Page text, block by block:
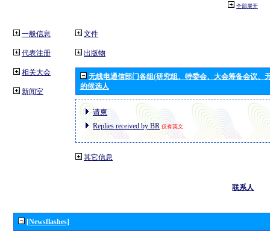
全部展开
一般信息
代表注册
相关大会
新闻室
文件
出版物
无线电通信部门各组(研究组、特委会、大会筹备会议、
的候选人
请柬
Replies received by BR 仅有英文
其它信息
联系人
[Newsflashes]